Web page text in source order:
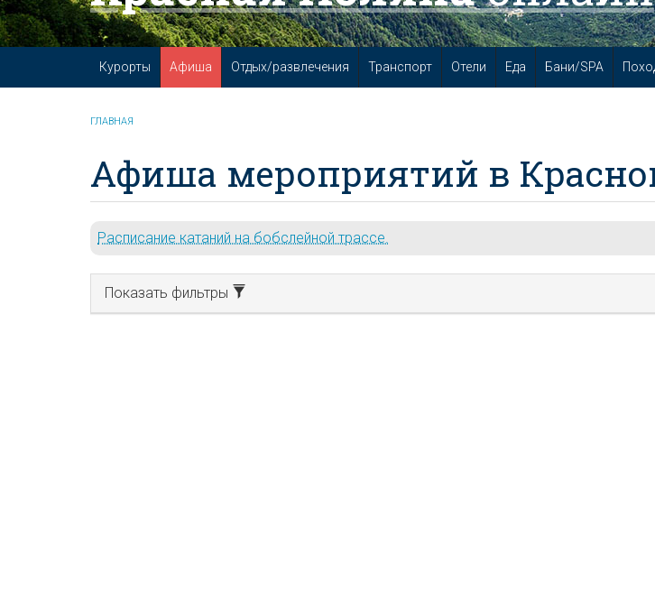
Курорты Афиша Отдых/развлечения Транспорт Отели Еда Бани/SPA
ГЛАВНАЯ
Афиша мероприятий в
Расписание катаний на бобслейной трассе.
Показать фильтры